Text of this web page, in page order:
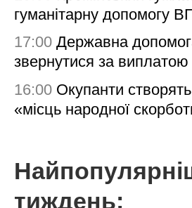
гуманітарну допомогу
17:00 Державна
звернутися за
16:00 Окупанти
«місць народної
тиждень: